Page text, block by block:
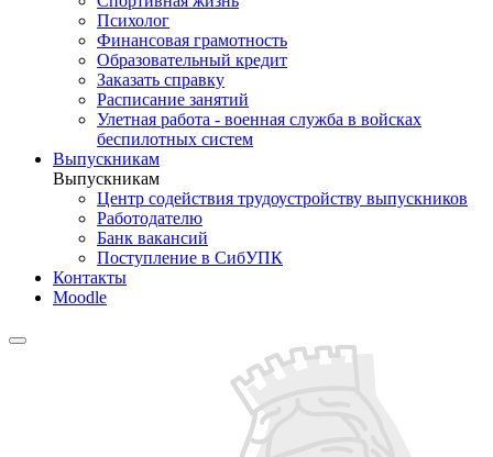
Психолог
Финансовая грамотность
Образовательный кредит
Заказать справку
Расписание занятий
Улетная работа - военная служба в войсках
беспилотных систем
Выпускникам
Выпускникам
Центр содействия трудоустройству выпускников
Работодателю
Банк вакансий
Поступление в СибУПК
Контакты
Moodle